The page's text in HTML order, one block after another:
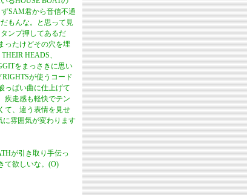
SAM君から音信不通
もんな。と思って見
ンプ押してあるだ
ったけどその穴を埋
HEADS、
をまっさきに思い
が使うコード
っぱい曲に仕上げて
疾走感も軽快でテン
て、違う表情を見せ
雰囲気が変わります
が引き取り手伝っ
て欲しいな。(O)